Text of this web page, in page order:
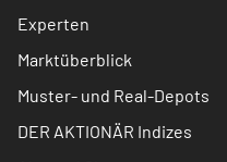
Experten
Marktüberblick
Muster- und Real-Depots
DER AKTIONÄR Indizes